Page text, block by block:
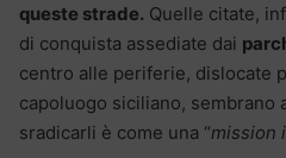
queste strade. Quelle citate,
di conquista assediate dai
centro alle periferie, dislocate
capoluogo siciliano, sembrano
sradicarli è come una “mission